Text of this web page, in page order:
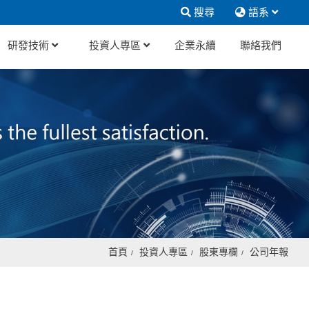
搜尋 語系
研發技術 投資人專區 企業永續 聯絡我們
首頁 投資人專區 股東專欄 公司年報